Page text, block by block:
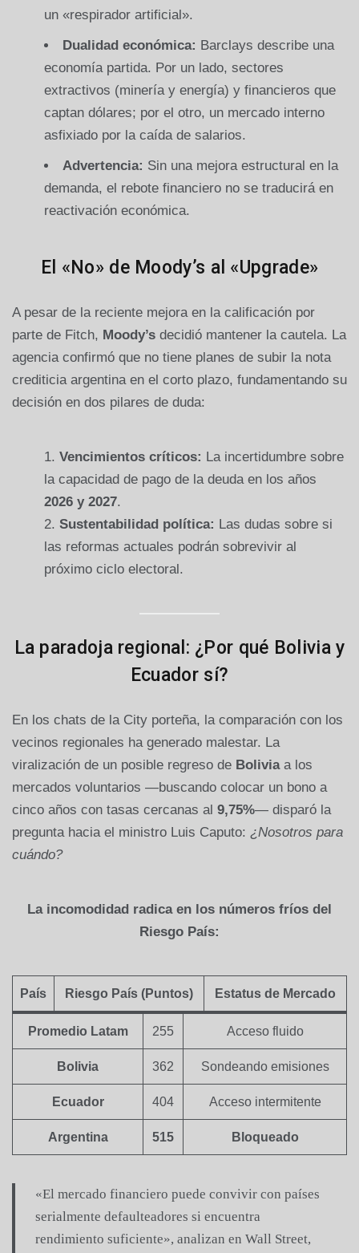
un «respirador artificial».
Dualidad económica: Barclays describe una
economía partida. Por un lado, sectores
extractivos (minería y energía) y financieros que
captan dólares; por el otro, un mercado interno
asfixiado por la caída de salarios.
Advertencia: Sin una mejora estructural en la
demanda, el rebote financiero no se traducirá en
reactivación económica.
El «No» de Moody’s al «Upgrade»
A pesar de la reciente mejora en la calificación por
parte de Fitch, Moody’s decidió mantener la cautela. La
agencia confirmó que no tiene planes de subir la nota
crediticia argentina en el corto plazo, fundamentando su
decisión en dos pilares de duda:
Vencimientos críticos: La incertidumbre sobre
la capacidad de pago de la deuda en los años
2026 y 2027.
Sustentabilidad política: Las dudas sobre si
las reformas actuales podrán sobrevivir al
próximo ciclo electoral.
La paradoja regional: ¿Por qué Bolivia y
Ecuador sí?
En los chats de la City porteña, la comparación con los
vecinos regionales ha generado malestar. La
viralización de un posible regreso de Boliviaa los
mercados voluntarios —buscando colocar un bono a
cinco años con tasas cercanas al 9,75%— disparó la
pregunta hacia el ministro Luis Caputo: ¿Nosotros para
cuándo?
La incomodidad radica en los números fríos del
Riesgo País:
País Riesgo País (Puntos) Estatus de Mercado
Promedio Latam 255 Acceso fluido
Bolivia 362 Sondeando emisiones
Ecuador 404 Acceso intermitente
Argentina 515 Bloqueado
«El mercado financiero puede convivir con países
serialmente defaulteadores si encuentra
rendimiento suficiente», analizan en Wall Street,